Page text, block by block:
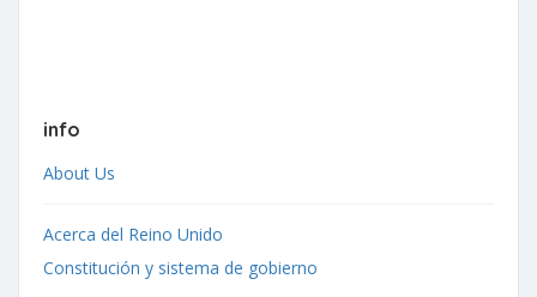
info
About Us
Acerca del Reino Unido
Constitución y sistema de gobierno